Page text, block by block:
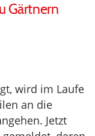
Gärtnern
wird im Laufe
an die
Jetzt